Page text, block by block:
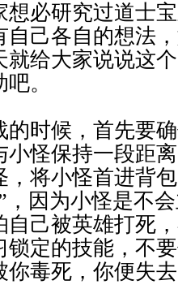
必研究过道士宝
自己各自的想法
就给大家说说这
。
时候，首先要确
小怪保持一段距
，将小怪首进背
，因为小怪是不
自己被英雄打死
锁定的技能，不
你毒死，你便失